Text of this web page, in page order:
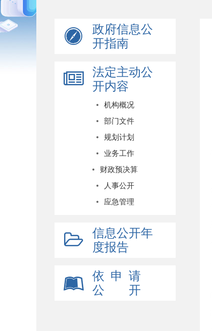
政府信息公
开指南
法定主动公
开内容
机构概况
部门文件
规划计划
业务工作
财政预决算
人事公开
应急管理
信息公开年
度报告
依 申 请
公 开